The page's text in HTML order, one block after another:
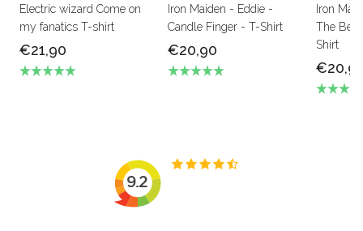
Electric wizard Come on
my fanatics T-shirt
€21,90
Iron Maiden - Eddie -
Candle Finger - T-Shirt
€20,90
Iron
The
Shirt